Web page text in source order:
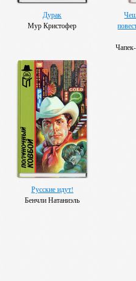
Дурак
Мур Кристофер
Русские идут!
Бенчли Натаниэль